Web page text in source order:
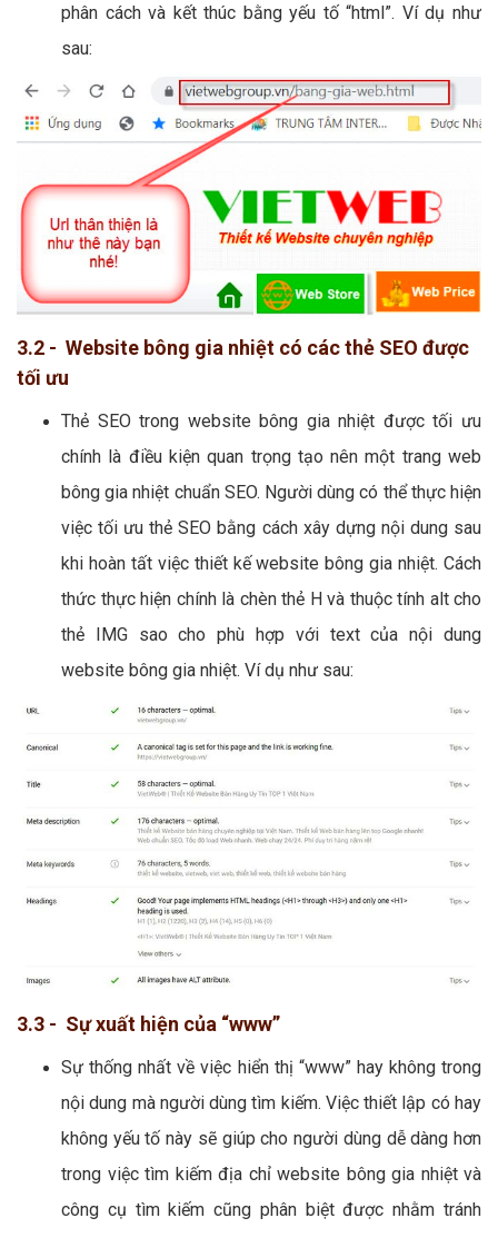
phân cách và kết thúc bằng yếu tố “html”. Ví dụ như
sau:
3.2 - Website bông gia nhiệt có các thẻ SEO được
tối ưu
Thẻ SEO trong website bông gia nhiệt được tối ưu
chính là điều kiện quan trọng tạo nên một trang web
bông gia nhiệt chuẩn SEO. Người dùng có thể thực hiện
việc tối ưu thẻ SEO bằng cách xây dựng nội dung sau
khi hoàn tất việc thiết kế website bông gia nhiệt. Cách
thức thực hiện chính là chèn thẻ H và thuộc tính alt cho
thẻ IMG sao cho phù hợp với text của nội dung
website bông gia nhiệt. Ví dụ như sau:
3.3 - Sự xuất hiện của “www”
Sự thống nhất về việc hiển thị “www” hay không trong
nội dung mà người dùng tìm kiếm. Việc thiết lập có hay
không yếu tố này sẽ giúp cho người dùng dễ dàng hơn
trong việc tìm kiếm địa chỉ website bông gia nhiệt và
công cụ tìm kiếm cũng phân biệt được nhằm tránh